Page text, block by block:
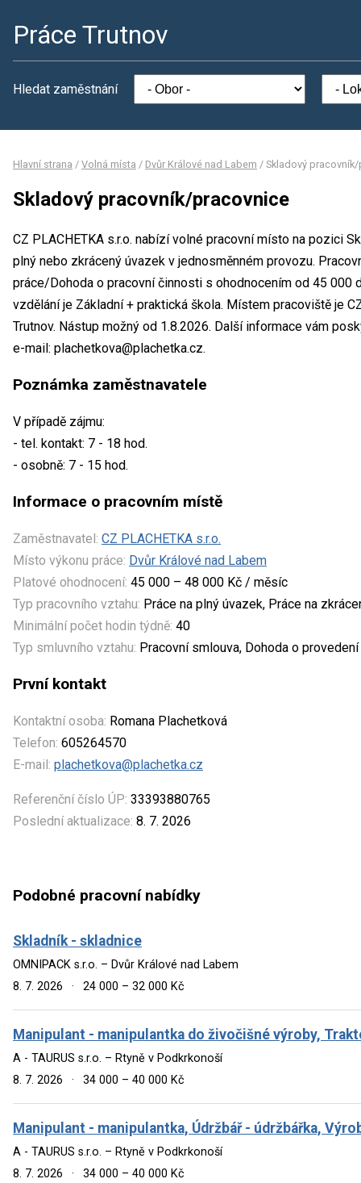
Práce Trutnov
Hledat zaměstnání
Hlavní strana / Volná místa / Dvůr Králové nad Labem / Skladový
Skladový pracovník/pracovnice
CZ PLACHETKA s.r.o. nabízí volné pracovní místo na pozici
plný nebo zkrácený úvazek v jednosměnném provozu.
práce/Dohoda o pracovní činnosti s ohodnocením od 45 000
vzdělání je Základní + praktická škola. Místem pracoviště je
Trutnov. Nástup možný od 1.8.2026. Další informace vám
e-mail: plachetkova@plachetka.cz.
Poznámka zaměstnavatele
V případě zájmu:
- tel. kontakt: 7 - 18 hod.
- osobně: 7 - 15 hod.
Informace o pracovním místě
Zaměstnavatel: CZ PLACHETKA s.r.o.
Místo výkonu práce: Dvůr Králové nad Labem
Platové ohodnocení: 45 000 – 48 000 Kč / měsíc
Typ pracovního vztahu: Práce na plný úvazek, Práce na
Minimální počet hodin týdně: 40
Typ smluvního vztahu: Pracovní smlouva, Dohoda o
První kontakt
Kontaktní osoba: Romana Plachetková
Telefon: 605264570
E-mail: plachetkova@plachetka.cz
Referenční číslo ÚP: 33393880765
Poslední aktualizace: 8. 7. 2026
Podobné pracovní nabídky
Skladník - skladnice
OMNIPACK s.r.o. – Dvůr Králové nad Labem
8. 7. 2026
· 24 000 – 32 000 Kč
Manipulant - manipulantka do živočišné výroby,
A - TAURUS s.r.o. – Rtyně v Podkrkonoší
8. 7. 2026
· 34 000 – 40 000 Kč
Manipulant - manipulantka, Údržbář - údržbářka,
A - TAURUS s.r.o. – Rtyně v Podkrkonoší
8. 7. 2026
· 34 000 – 40 000 Kč